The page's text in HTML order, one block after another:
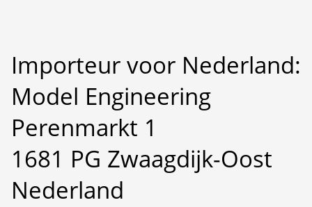
Importeur voor Nederland:
Model Engineering
Perenmarkt 1
1681 PG Zwaagdijk-Oost
Nederland